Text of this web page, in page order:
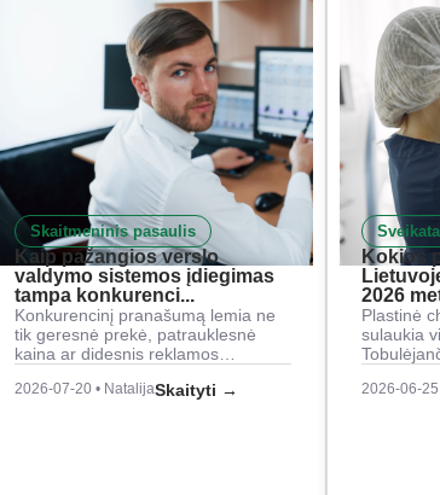
Skaitmeninis pasaulis
Kaip pažangios verslo
valdymo sistemos įdiegimas
tampa konkurenci...
Konkurencinį pranašumą lemia ne
tik geresnė prekė, patrauklesnė
kaina ar didesnis reklamos…
2026-07-20 • NatalijaSkaityti →
Kokios
2026
Plastinė
sulaukia
2026-06-